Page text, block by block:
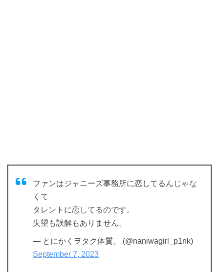
ファンはジャニーズ事務所に恋してるんじゃな
くて
タレントに恋してるのです。
失望も誤解もありません。
— とにかくヲタク体質。 (@naniwagirl_p1nk)
September 7, 2023